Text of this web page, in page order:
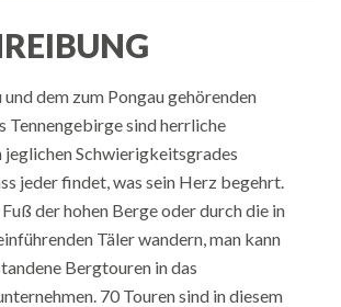
und dem zum Pongau gehörenden
Tennengebirge sind herrliche
jeglichen Schwierigkeitsgrades
jeder findet, was sein Herz begehrt.
der hohen Berge oder durch die in
Täler wandern, man kann
Bergtouren in das
70 Touren sind in diesem